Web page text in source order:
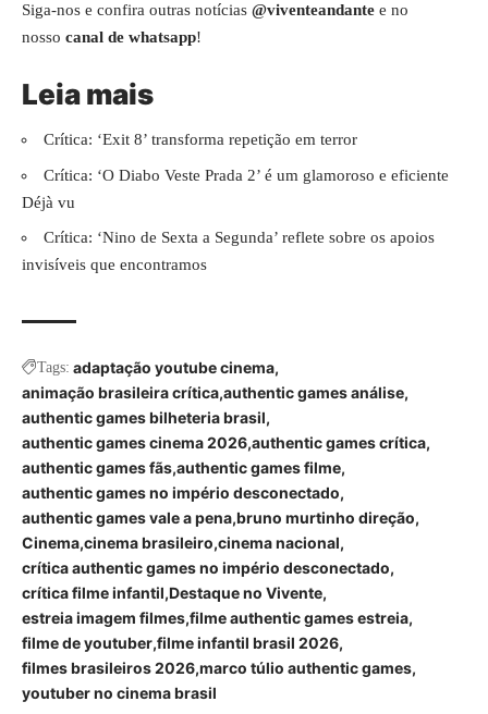
Siga-nos e confira outras notícias @viventeandante e no
nosso canal de whatsapp!
Leia mais
Crítica: ‘Exit 8’ transforma repetição em terror
Crítica: ‘O Diabo Veste Prada 2’ é um glamoroso e eficiente
Déjà vu
Crítica: ‘Nino de Sexta a Segunda’ reflete sobre os apoios
invisíveis que encontramos
Tags: adaptação youtube cinema
animação brasileira crítica authentic games análise
authentic games bilheteria brasil
authentic games cinema 2026 authentic games crítica
authentic games fãs authentic games filme
authentic games no império desconectado
authentic games vale a pena bruno murtinho direção
Cinema cinema brasileiro cinema nacional
crítica authentic games no império desconectado
crítica filme infantil Destaque no Vivente
estreia imagem filmes filme authentic games estreia
filme de youtuber filme infantil brasil 2026
filmes brasileiros 2026 marco túlio authentic games
youtuber no cinema brasil